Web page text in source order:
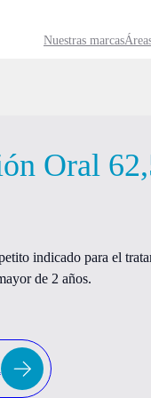
Nuestras marcas
Oral
indicado para el
de 2 años.